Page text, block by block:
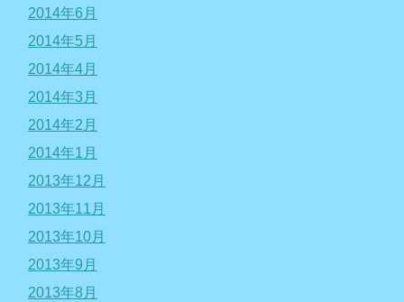
2014年6月
2014年5月
2014年4月
2014年3月
2014年2月
2014年1月
2013年12月
2013年11月
2013年10月
2013年9月
2013年8月